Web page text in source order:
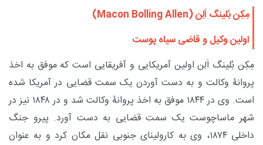
مِکِن بُلینگ اَلِن (Macon Bolling Allen
)
اولین وکیل و قاضی سیاه پوست
مِکِن بُلینگ اَلِن اولین آمریکایی و آفریقایی است که موفق به اخذ
پروانۀ وکالت و به دست آوردن یک سمت قضایی در آمریکا شده
است. وی در ۱۸۴۴ موفق به اخذ پروانۀ وکالت شد و در ۱۸۴۸ نیز در
شهر ماساچوست یک سمت قضایی به دست آورد. پیرو جنگ
داخلی ۱۸۷۴، وی به کارولینای جنوبی نقل مکان کرد و به عنوان